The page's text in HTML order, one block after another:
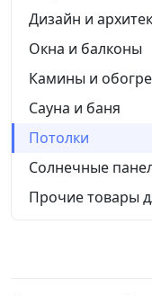
Дизайн и
Окна и балконы
Камины и
Сауна и баня
Потолки
Солнечные
Прочие товары